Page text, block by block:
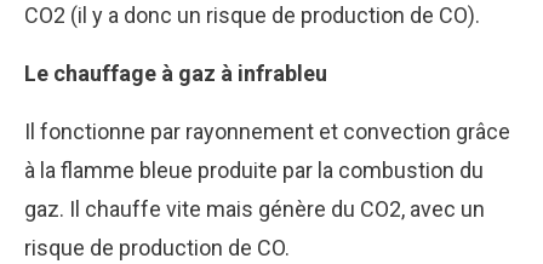
CO2 (il y a donc un risque de production de CO).
Le chauffage à gaz à infrableu
Il fonctionne par rayonnement et convection grâce
à la flamme bleue produite par la combustion du
gaz. Il chauffe vite mais génère du CO2, avec un
risque de production de CO.